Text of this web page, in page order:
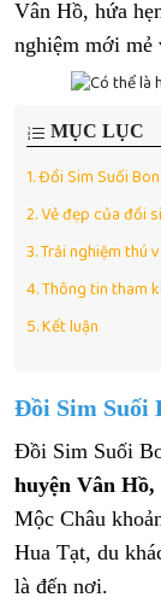
Vân Hồ, hứa
nghiệm mới mẻ
MỤC LỤC
1.Đồi Sim Suối
2.Vẻ đẹp của đồi
3.Trải nghiệm thú
4.Thông tin tham
5.Kết luận
Đồi Sim Suối
Đồi Sim Suối
huyện Vân
Mộc Châu
Hua Tạt, du
là đến nơi.